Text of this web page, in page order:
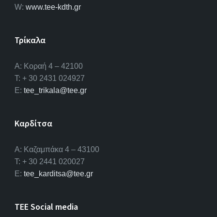
W: www.tee-kdth.gr
Τρίκαλα
Α: Κοραή 4 – 42100
T: + 30 2431 024927
E: tee_trikala@tee.gr
Καρδίτσα
Α: Καζαμπάκα 4 – 43100
T: + 30 2441 020027
E: tee_karditsa@tee.gr
TEE Social media